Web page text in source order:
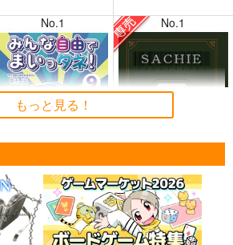
No.1
みんな自由でまいっタ
ネ!9
キノコの森
No.1
SACHIE-08CL744261-
English version
HamsterFragment
もっと見る！